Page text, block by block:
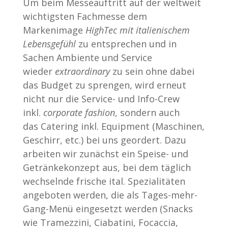
Um beim Messeauftritt auf der weltweit
wichtigsten Fachmesse dem
Markenimage HighTec mit italienischem
Lebensgefühlzu entsprechen und in
Sachen Ambiente und Service
wieder extraordinaryzu sein ohne dabei
das Budget zu sprengen, wird erneut
nicht nur die Service- und Info-Crew
inkl. corporate fashion, sondern auch
das Catering inkl. Equipment (Maschinen,
Geschirr, etc.) bei uns geordert. Dazu
arbeiten wir zunächst ein Speise- und
Getränkekonzept aus, bei dem täglich
wechselnde frische ital. Spezialitäten
angeboten werden, die als Tages-mehr-
Gang-Menü eingesetzt werden (Snacks
wie Tramezzini, Ciabatini, Focaccia,